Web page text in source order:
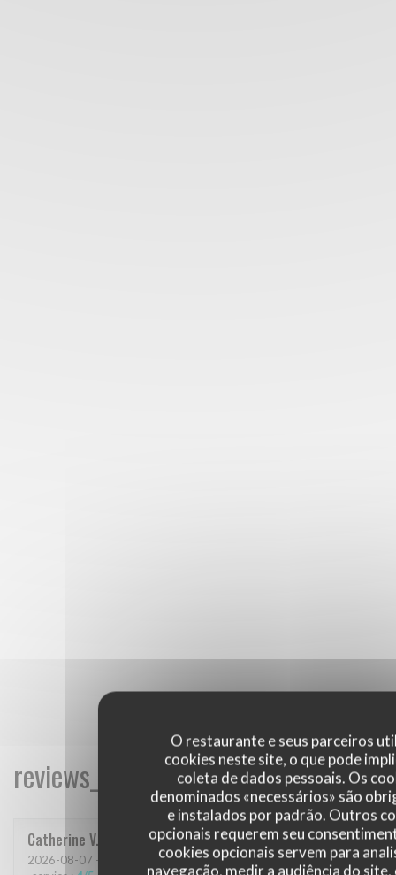
O restaurante e seus parceiros
cookies neste site, o que pode
coleta de dados pessoais. Os
denominados «necessários» são
e instalados por padrão. Outros
opcionais requerem seu
cookies opcionais servem para
navegação, medir a audiência do
Catherine V
2026-08-07 - 13:30 - guests 3